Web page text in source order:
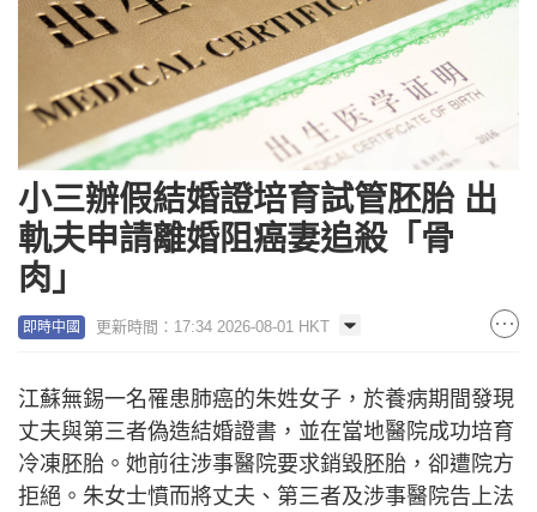
小三辦假結婚證培育試管胚胎 出
軌夫申請離婚阻癌妻追殺「骨
肉」
即時中國 更新時間：17:34 2026-08-01 HKT
江蘇無錫一名罹患肺癌的朱姓女子，於養病期間發現
丈夫與第三者偽造結婚證書，並在當地醫院成功培育
冷凍胚胎。她前往涉事醫院要求銷毀胚胎，卻遭院方
拒絕。朱女士憤而將丈夫、第三者及涉事醫院告上法